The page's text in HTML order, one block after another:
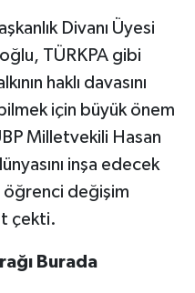
Divanı Üyesi
TÜRKPA gibi
haklı davasını
için büyük önem
Milletvekili Hasan
inşa edecek
öğrenci değişim
çekti.
Burada